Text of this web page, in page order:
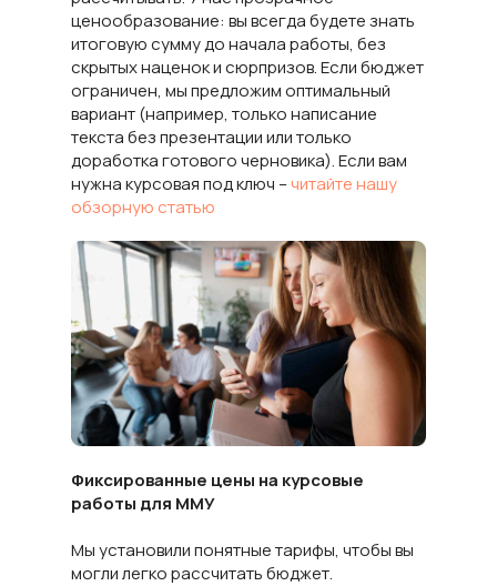
Фиксированные цены на курсовые
работы для ММУ
Мы установили понятные тарифы, чтобы вы
могли легко рассчитать бюджет.
ценообразование: вы всегда будете знать
итоговую сумму до начала работы, без
скрытых наценок и сюрпризов. Если бюджет
ограничен, мы предложим оптимальный
вариант (например, только написание
текста без презентации или только
доработка готового черновика). Если вам
нужна курсовая под ключ –читайте нашу
обзорную статью